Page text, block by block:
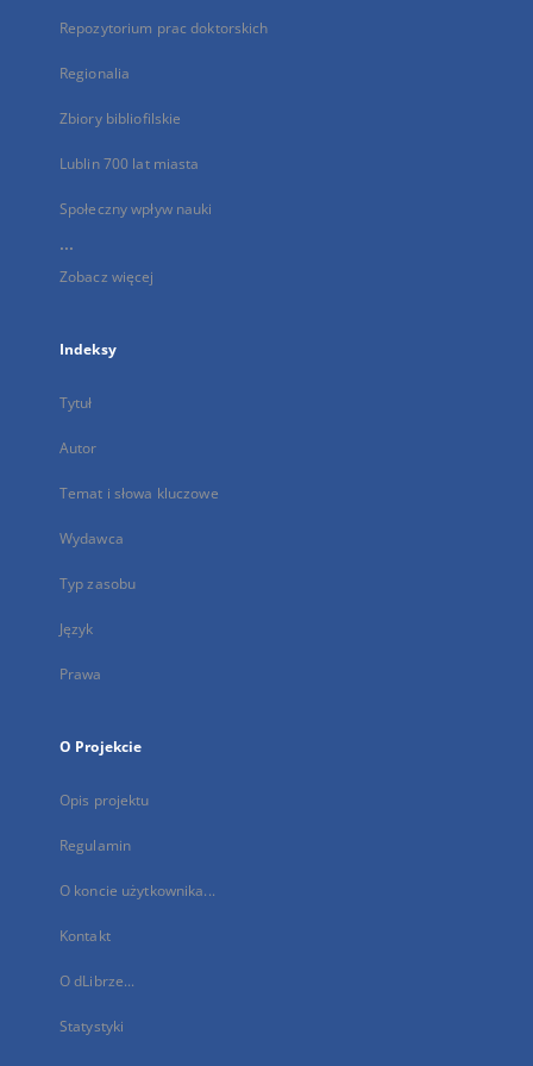
Repozytorium prac doktorskich
Regionalia
Zbiory bibliofilskie
Lublin 700 lat miasta
Społeczny wpływ nauki
...
Zobacz więcej
Indeksy
Tytuł
Autor
Temat i słowa kluczowe
Wydawca
Typ zasobu
Język
Prawa
O Projekcie
Opis projektu
Regulamin
O koncie użytkownika...
Kontakt
O dLibrze...
Statystyki